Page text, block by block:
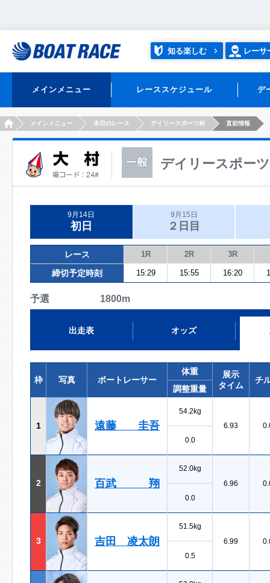
知る楽しむ レーサ
メインメニュー レーススケジュール デ
HOMEメインメニュー 本日のレース デイリースポーツ杯 直前情報
デイリースポー
9月14日
初日
9月15日
２日目
レース 1R 2R 3R
締切予定時刻 15:29 15:55 16:20
予選 1800m
出走表 オッズ
枠 写真 ボートレーサー
体重
展示
タイム
チ
調整重量
1 遠藤 圭吾
54.2kg
6.93
0.0
2 百武 翔
52.0kg
6.96
0.0
3 吉田 凌太朗
51.5kg
6.99
0.5